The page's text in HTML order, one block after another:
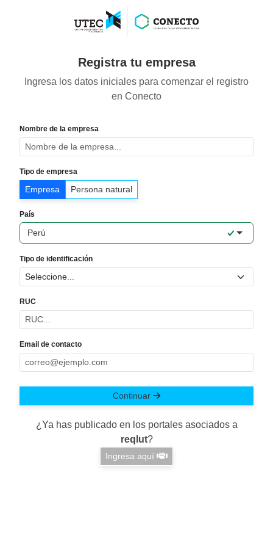
Registra tu empresa
Ingresa los datos iniciales para comenzar el registro
en Conecto
Nombre de la empresa
Tipo de empresa
Empresa Persona natural
País
Perú
Tipo de identificación
RUC
Email de contacto
Continuar
¿Ya has publicado en los portales asociados a
reqlut?
Ingresa aquí